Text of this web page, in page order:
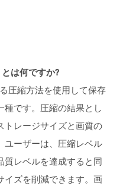
は何ですか?
圧縮方法を使用して保存
種です。圧縮の結果とし
トレージサイズと画質の
ユーザーは、圧縮レベル
質レベルを達成すると同
イズを削減できます。画